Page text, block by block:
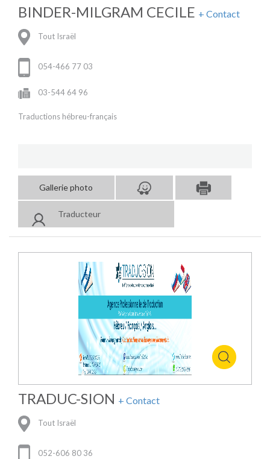
BINDER-MILGRAM CECILE + Contact
Tout Israël
054-466 77 03
03-544 64 96
Traductions hébreu-français
Gallerie photo
Traducteur
TRADUC-SION + Contact
Tout Israël
052-606 80 36